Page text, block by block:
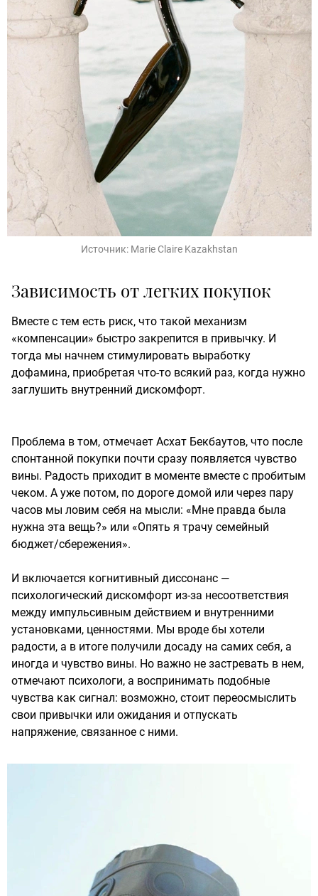
Источник: Marie Claire Kazakhstan
Зависимость от легких покупок
Вместе с тем есть риск, что такой механизм
«компенсации» быстро закрепится в привычку. И
тогда мы начнем стимулировать выработку
дофамина, приобретая что-то всякий раз, когда нужно
заглушить внутренний дискомфорт.
Проблема в том, отмечает Асхат Бекбаутов, что после
спонтанной покупки почти сразу появляется чувство
вины. Радость приходит в моменте вместе с пробитым
чеком. А уже потом, по дороге домой или через пару
часов мы ловим себя на мысли: «Мне правда была
нужна эта вещь?» или «Опять я трачу семейный
бюджет/сбережения».
И включается когнитивный диссонанс —
психологический дискомфорт из-за несоответствия
между импульсивным действием и внутренними
установками, ценностями. Мы вроде бы хотели
радости, а в итоге получили досаду на самих себя, а
иногда и чувство вины. Но важно не застревать в нем,
отмечают психологи, а воспринимать подобные
чувства как сигнал: возможно, стоит переосмыслить
свои привычки или ожидания и отпускать
напряжение, связанное с ними.